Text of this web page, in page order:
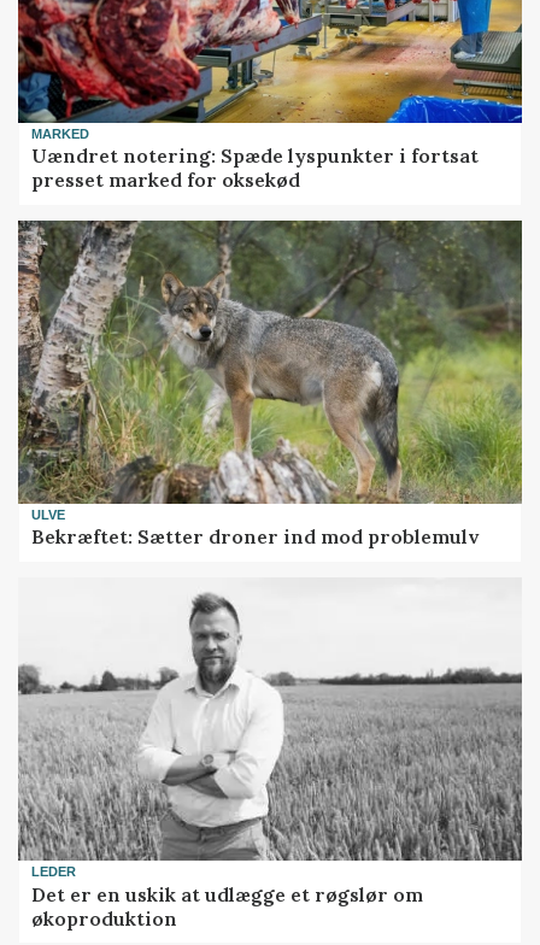
MARKED
Uændret notering: Spæde lyspunkter i fortsat
presset marked for oksekød
ULVE
Bekræftet: Sætter droner ind mod problemulv
LEDER
Det er en uskik at udlægge et røgslør om
økoproduktion